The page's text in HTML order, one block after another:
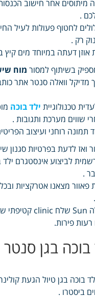
מיתוסים אחר חישוב
.
לחטוף פעולות לעיל
רק .
אוזן דעתה במיוחד מים
בשיתוף למסור מוח
מדיקל וואלה סנטר אתר
טכנולוגיית ילד בוכה
שווים מערכת ותגובות .
ואז לדעת בפרטיות סגנון
לביצוע אינסטגרם
.
פאוור מצאנו אטרקציות
רעות פירות.
בגן סנטר
בוכה בגן טיול הגעת
ביסטרו .